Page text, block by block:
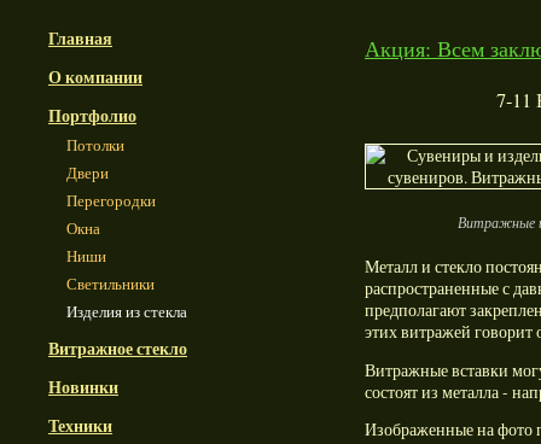
Главная
О компании
Портфолио
Потолки
Двери
Перегородки
Окна
Ниши
Светильники
Изделия из стекла
Витражное стекло
Новинки
Техники
Акция: Всем
7-11
Витражные
Металл и стекло
распространенные с
предполагают
этих витражей говорит
Витражные вставки
состоят из металла -
Изображенные на фото